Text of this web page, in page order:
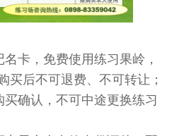
卡，免费使用练习果岭，
买后不可退费、不可转让；
买确认，不可中途更换练习